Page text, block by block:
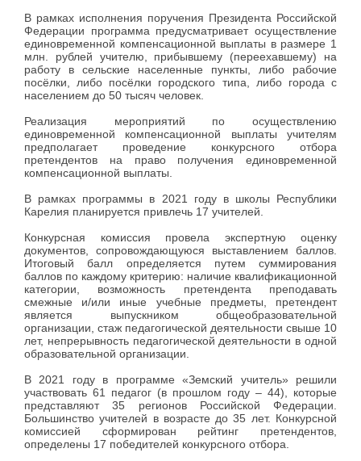
В рамках исполнения поручения Президента Российской
Федерации программа предусматривает осуществление
единовременной компенсационной выплаты в размере 1
млн. рублей учителю, прибывшему (переехавшему) на
работу в сельские населенные пункты, либо рабочие
посёлки, либо посёлки городского типа, либо города с
населением до 50 тысяч человек.
Реализация мероприятий по осуществлению
единовременной компенсационной выплаты учителям
предполагает проведение конкурсного отбора
претендентов на право получения единовременной
компенсационной выплаты.
В рамках программы в 2021 году в школы Республики
Карелия планируется привлечь 17 учителей.
Конкурсная комиссия провела экспертную оценку
документов, сопровождающуюся выставлением баллов.
Итоговый балл определяется путем суммирования
баллов по каждому критерию: наличие квалификационной
категории, возможность претендента преподавать
смежные и/или иные учебные предметы, претендент
является выпускником общеобразовательной
организации, стаж педагогической деятельности свыше 10
лет, непрерывность педагогической деятельности в одной
образовательной организации.
В 2021 году в программе «Земский учитель» решили
участвовать 61 педагог (в прошлом году – 44), которые
представляют 35 регионов Российской Федерации.
Большинство учителей в возрасте до 35 лет. Конкурсной
комиссией сформирован рейтинг претендентов,
определены 17 победителей конкурсного отбора.